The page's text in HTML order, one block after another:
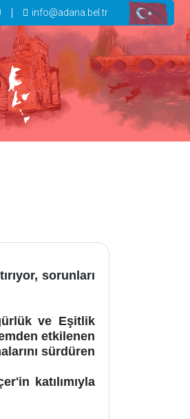
info@adana.bel.tr
sorunları
ve Eşitlik
etkilenen
sürdüren
katılımıyla